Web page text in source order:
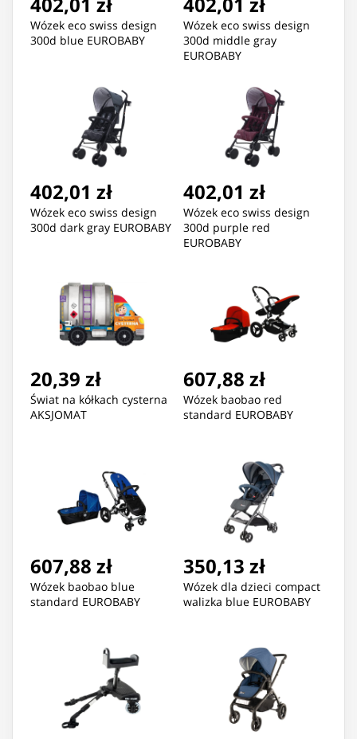
Wózek eco swiss design
300d blue EUROBABY
Wózek eco swiss design
300d middle gray
EUROBABY
402,01 zł
Wózek eco swiss design
300d dark gray EUROBABY
402,01 zł
Wózek eco swiss design
300d purple red
EUROBABY
20,39 zł
Świat na kółkach cysterna
AKSJOMAT
607,88 zł
Wózek baobao red
standard EUROBABY
607,88 zł
Wózek baobao blue
standard EUROBABY
350,13 zł
Wózek dla dzieci compact
walizka blue EUROBABY